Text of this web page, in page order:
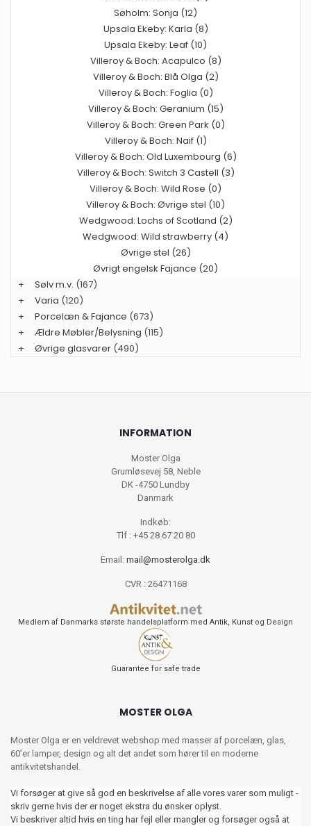
Søholm: Sonja (12)
Upsala Ekeby: Karla (8)
Upsala Ekeby: Leaf (10)
Villeroy & Boch: Acapulco (8)
Villeroy & Boch: Blå Olga (2)
Villeroy & Boch: Foglia (0)
Villeroy & Boch: Geranium (15)
Villeroy & Boch: Green Park (0)
Villeroy & Boch: Naif (1)
Villeroy & Boch: Old Luxembourg (6)
Villeroy & Boch: Switch 3 Castell (3)
Villeroy & Boch: Wild Rose (0)
Villeroy & Boch: Øvrige stel (10)
Wedgwood: Lochs of Scotland (2)
Wedgwood: Wild strawberry (4)
Øvrige stel (26)
Øvrigt engelsk Fajance (20)
+
Sølv m.v. (167)
+
Varia (120)
+
Porcelæn & Fajance (673)
+
Ældre Møbler/Belysning (115)
+
Øvrige glasvarer (490)
INFORMATION
Moster Olga
Grumløsevej 58, Neble
DK -4750 Lundby
Danmark
Indkøb:
Tlf : +45 28 67 20 80
Email: mail@mosterolga.dk
CVR : 26471168
Medlem af Danmarks største handelsplatform med Antik, Kunst og Design
Guarantee for safe trade
MOSTER OLGA
Moster Olga er en veldrevet webshop med masser af porcelæn, glas,
60’er lamper, design og alt det andet som hører til en moderne
antikvitetshandel.
Vi forsøger at give så god en beskrivelse af alle vores varer som muligt -
skriv gerne hvis der er noget ekstra du ønsker oplyst.
Vi beskriver altid hvis en ting har fejl eller mangler og forsøger også at